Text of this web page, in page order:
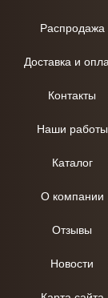
Распродажа
Доставка и
Контакты
Наши работы
Каталог
О компании
Отзывы
Новости